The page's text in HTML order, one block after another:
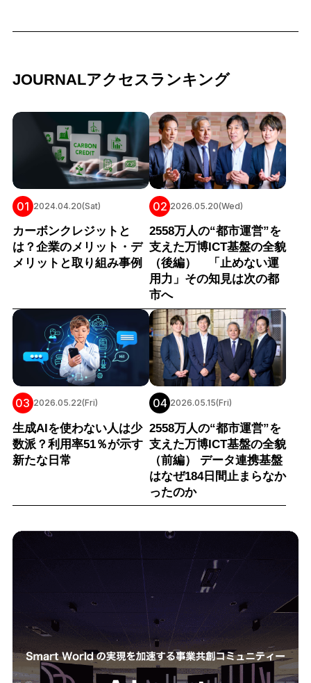
JOURNALアクセスランキング
01 2024.04.20(Sat)
カーボンクレジットと
は？企業のメリット・デ
メリットと取り組み事例
02 2026.05.20(Wed)
2558万人の“都市運営”を
支えた万博ICT基盤の全貌
（後編） 「止めない運
用力」その知見は次の都
市へ
03 2026.05.22(Fri)
生成AIを使わない人は少
数派？利用率51％が示す
新たな日常
04 2026.05.15(Fri)
2558万人の“都市運営”を
支えた万博ICT基盤の全貌
（前編） データ連携基盤
はなぜ184日間止まらなか
ったのか